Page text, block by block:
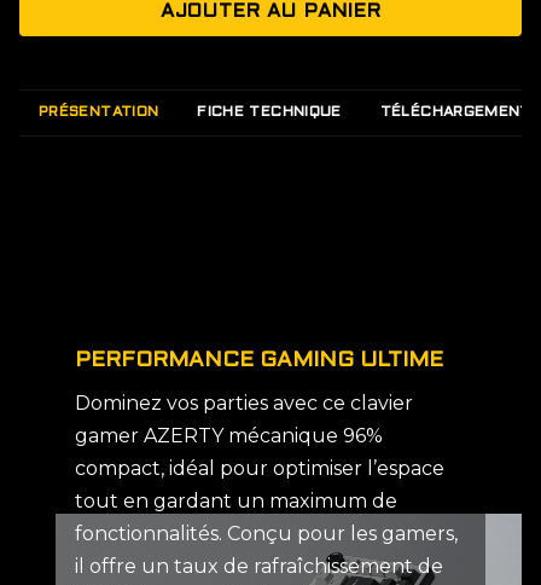
AJOUTER AU PANIER
PRÉSENTATION FICHE TECHNIQUE TÉLÉCHARGEMENTS
PERFORMANCE GAMING ULTIME
Dominez vos parties avec ce clavier
gamer AZERTY mécanique 96%
compact, idéal pour optimiser l’espace
tout en gardant un maximum de
fonctionnalités. Conçu pour les gamers,
il offre un taux de rafraîchissement de